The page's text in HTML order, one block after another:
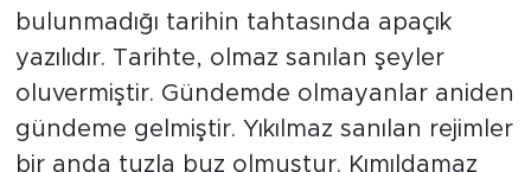
bulunmadığı tarihin tahtasında apaçık
yazılıdır. Tarihte, olmaz sanılan şeyler
oluvermiştir. Gündemde olmayanlar aniden
gündeme gelmiştir. Yıkılmaz sanılan rejimler
bir anda tuzla buz olmuştur. Kımıldamaz